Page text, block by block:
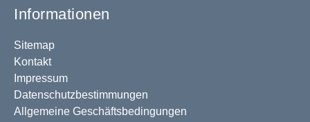
Informationen
Sitemap
Kontakt
Impressum
Datenschutzbestimmungen
Allgemeine Geschäftsbedingungen